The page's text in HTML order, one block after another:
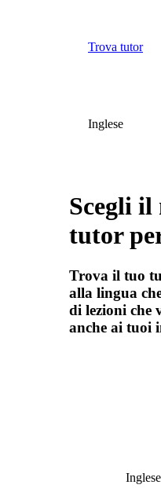
Trova tutor
Inglese
Scegli
tutor
Trova il tuo
alla lingua
di lezioni che
anche ai tuoi
Inglese